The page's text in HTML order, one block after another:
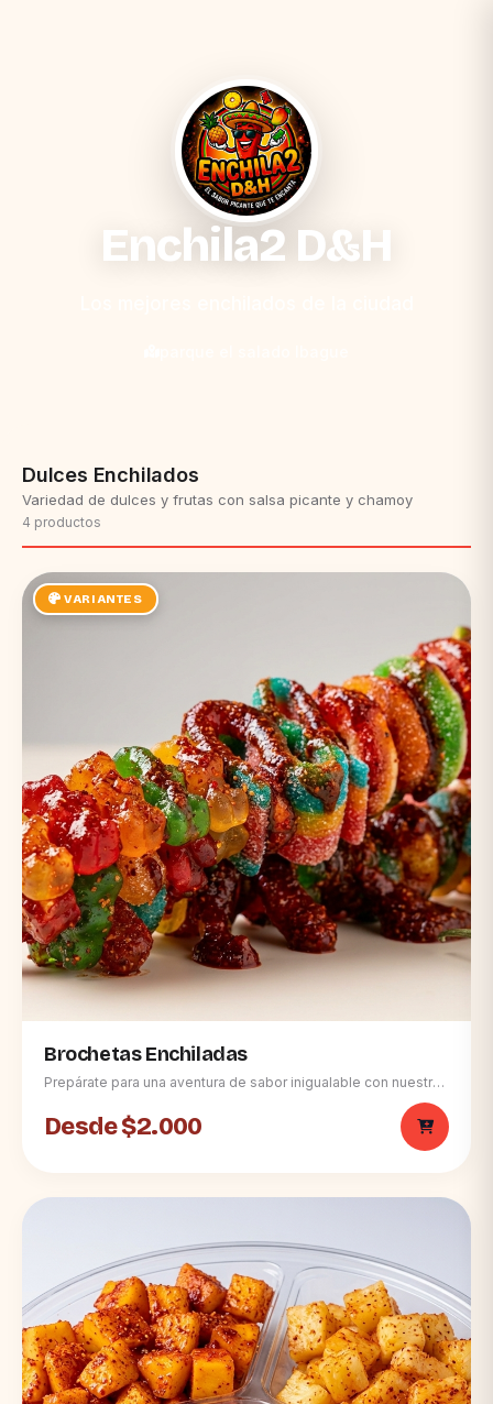
Enchila2 D&H
Dulces Enchilados
Variedad de dulces y frutas con salsa picante y chamoy
4 productos
VARIANTES
Brochetas Enchiladas
Prepárate para una aventura de sabor inigualable con nuestras
variadas, generosamente bañadas en una irresistible salsa de
chamoy y chile, ¡perfectas para deleitar tu paladar con un
(osos, aros y gusanos) en cada brocheta. • 🌶️ **Cobertura
que promete un sabor intenso. • 🍋 **Toque Agridulce y
Fresco:** El equilibrio perfecto entre dulce, picante y ácido,
realzado por la sugerencia de la lima fresca. • ✨
**Generosamente Cargadas:** Cada brocheta de madera
está abundantemente llena para asegurar una experiencia
deliciosa y satisfactoria. • 🎉 **La Experiencia Completa:**
Un dulce con un giro emocionante que despierta todos tus
sentidos.
Desde $2.000